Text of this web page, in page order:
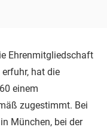
Ehrenmitgliedschaft
hat die
einem
zugestimmt. Bei
München, bei der